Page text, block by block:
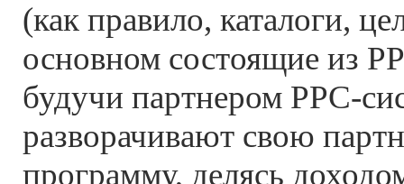
(как правило, каталоги,
основном состоящие из
будучи партнером PPC-
разворачивают свою
программу, делясь